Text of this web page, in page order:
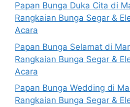
Papan Bunga Duka Cita di
Rangkaian Bunga Segar &
Acara
Papan Bunga Selamat di
Rangkaian Bunga Segar &
Acara
Papan Bunga Wedding di
Rangkaian Bunga Segar &